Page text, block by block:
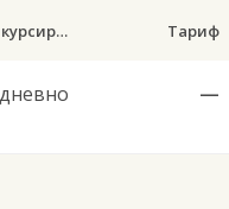
Дни курсирования Тариф
—